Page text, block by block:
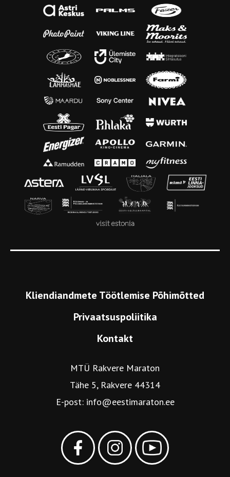
Kliendiandmete Töötlemise Põhimõtted
Privaatsuspoliitika
Kontakt
MTÜ Rakvere Maraton
Tähe 5, Rakvere 44314
E-post: info@eestimaraton.ee